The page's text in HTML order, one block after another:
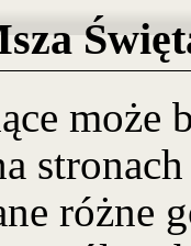
może
różne